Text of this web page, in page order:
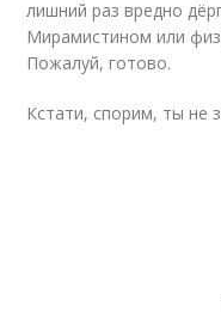
лишний раз вредно
Мирамистином или
Пожалуй, готово.
Кстати, спорим, ты не